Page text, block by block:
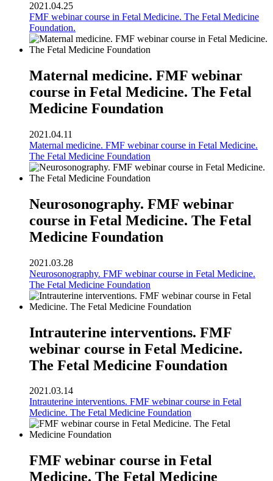
2021.04.25
FMF webinar course in Fetal Medicine. The Fetal Medicine
Foundation.
Maternal medicine. FMF webinar
course in Fetal Medicine. The Fetal
Medicine Foundation
2021.04.11
Maternal medicine. FMF webinar course in Fetal Medicine.
The Fetal Medicine Foundation
Neurosonography. FMF webinar
course in Fetal Medicine. The Fetal
Medicine Foundation
2021.03.28
Neurosonography. FMF webinar course in Fetal Medicine.
The Fetal Medicine Foundation
Intrauterine interventions. FMF
webinar course in Fetal Medicine.
The Fetal Medicine Foundation
2021.03.14
Intrauterine interventions. FMF webinar course in Fetal
Medicine. The Fetal Medicine Foundation
FMF webinar course in Fetal
Medicine. The Fetal Medicine